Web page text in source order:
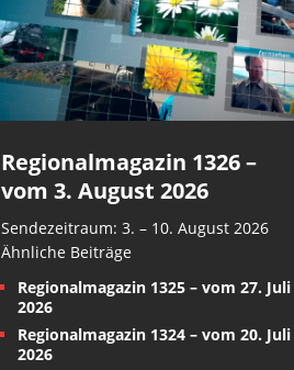
Regionalmagazin 1326 –
vom 3. August 2026
Sendezeitraum: 3. – 10. August 2026
Ähnliche Beiträge
Regionalmagazin 1325 – vom 27. Juli
2026
Regionalmagazin 1324 – vom 20. Juli
2026